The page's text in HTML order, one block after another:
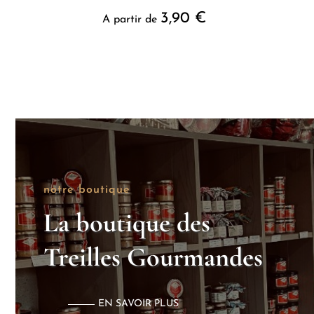
A partir de 3,90 €
notre boutique
La boutique des
Treilles Gourmandes
EN SAVOIR PLUS